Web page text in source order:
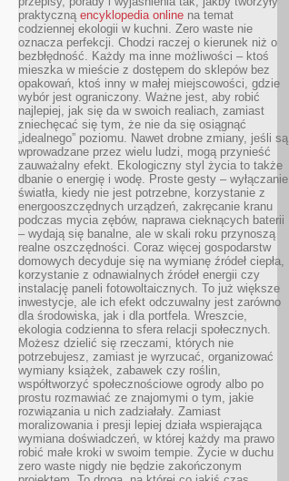
praktyczną encyklopedia online na temat
codziennej ekologii w kuchni. Zero waste nie
oznacza perfekcji. Chodzi raczej o kierunek niż o
bezbłędność. Każdy ma inne możliwości – ktoś
mieszka w mieście z dostępem do sklepów bez
opakowań, ktoś inny w małej miejscowości, gdzie
wybór jest ograniczony. Ważne jest, aby robić
najlepiej, jak się da w swoich realiach, zamiast
zniechęcać się tym, że nie da się osiągnąć
„idealnego” poziomu. Nawet drobne zmiany, jeśli są
wprowadzane przez wielu ludzi, mogą przynieść
zauważalny efekt. Ekologiczny styl życia to także
dbanie o energię i wodę. Proste gesty – wyłączanie
światła, kiedy nie jest potrzebne, korzystanie z
energooszczędnych urządzeń, zakręcanie kranu
podczas mycia zębów, naprawa cieknących baterii
– wydają się banalne, ale w skali roku przynoszą
realne oszczędności. Coraz więcej gospodarstw
domowych decyduje się na wymianę źródeł ciepła,
korzystanie z odnawialnych źródeł energii czy
instalację paneli fotowoltaicznych. To już większe
inwestycje, ale ich efekt odczuwalny jest zarówno
dla środowiska, jak i dla portfela. Wreszcie,
ekologia codzienna to sfera relacji społecznych.
Możesz dzielić się rzeczami, których nie
potrzebujesz, zamiast je wyrzucać, organizować
wymiany książek, zabawek czy roślin,
współtworzyć społecznościowe ogrody albo po
prostu rozmawiać ze znajomymi o tym, jakie
rozwiązania u nich zadziałały. Zamiast
moralizowania i presji lepiej działa wspierająca
wymiana doświadczeń, w której każdy ma prawo
robić małe kroki w swoim tempie. Życie w duchu
zero waste nigdy nie będzie zakończonym